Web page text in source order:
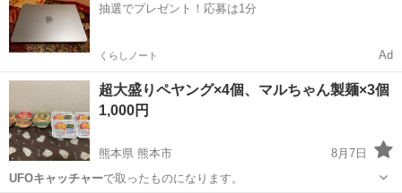
抽選でプレゼント！応募は1分
くらしノート Ad
超大盛りペヤング×4個、マルちゃん製麺×3個
1,000円
熊本県 熊本市
8月7日
UFOキャッチャーで取ったものになります。